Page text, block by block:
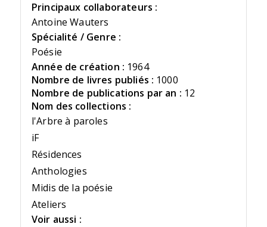
Principaux collaborateurs :
Antoine Wauters
Spécialité / Genre :
Poésie
Année de création : 1964
Nombre de livres publiés : 1000
Nombre de publications par an : 12
Nom des collections :
l'Arbre à paroles
iF
Résidences
Anthologies
Midis de la poésie
Ateliers
Voir aussi :